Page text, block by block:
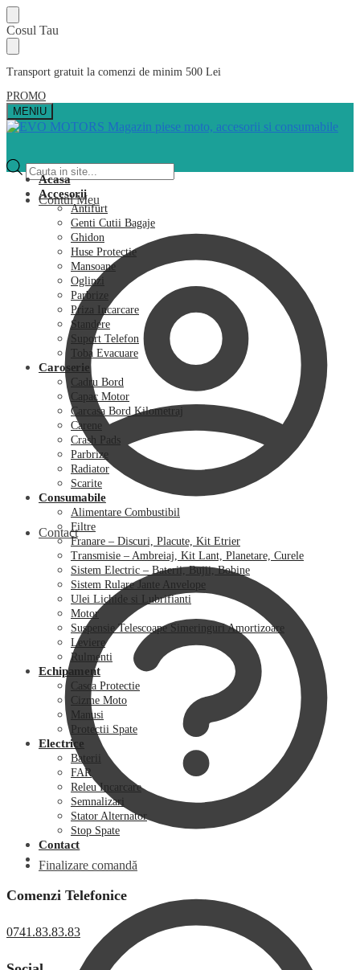
Skip
to
navigation
Skip
to
content
Cosul Tau
Transport gratuit la comenzi de minim 500 Lei
PROMO
MENIU
Products
search
Contul Meu
Contact
Finalizare comandă
Acasa
Accesorii
Antifurt
Genti Cutii Bagaje
Ghidon
Huse Protectie
Mansoane
Oglinzi
Parbrize
Priza Incarcare
Standere
Suport Telefon
Toba Evacuare
Caroserie
Cadru Bord
Capac Motor
Carcasa Bord Kilometraj
Carene
Crash Pads
Parbrize
Radiator
Scarite
Consumabile
Alimentare Combustibil
Filtre
Franare – Discuri, Placute, Kit Etrier
Transmisie – Ambreiaj, Kit Lant, Planetare, Curele
Sistem Electric – Baterii, Bujii, Bobine
Sistem Rulare Jante Anvelope
Ulei Lichide si Lubrifianti
Motor
Suspensie Telescoape Simeringuri Amortizoare
Leviere
Rulmenti
Echipament
Casca Protectie
Cizme Moto
Manusi
Protectii Spate
Electrice
Baterii
FAR
Releu Incarcare
Semnalizari
Stator Alternator
Stop Spate
Contact
Comenzi Telefonice
0741.83.83.83